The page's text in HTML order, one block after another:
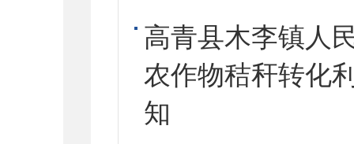
高青县木李镇人
农作物秸秆转化
知